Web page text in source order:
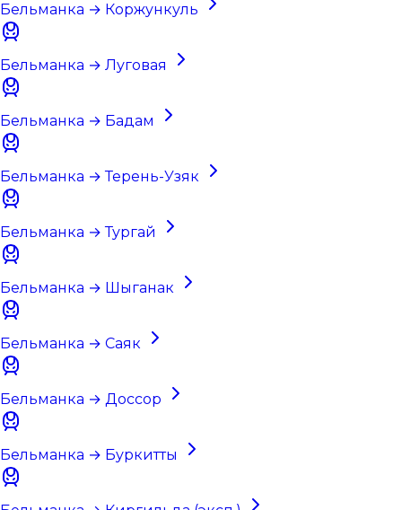
Бельманка → Коржункуль
Бельманка → Луговая
Бельманка → Бадам
Бельманка → Терень-Узяк
Бельманка → Тургай
Бельманка → Шыганак
Бельманка → Саяк
Бельманка → Доссор
Бельманка → Буркитты